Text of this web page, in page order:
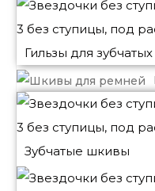
Гильзы для
Зубчатые шкивы